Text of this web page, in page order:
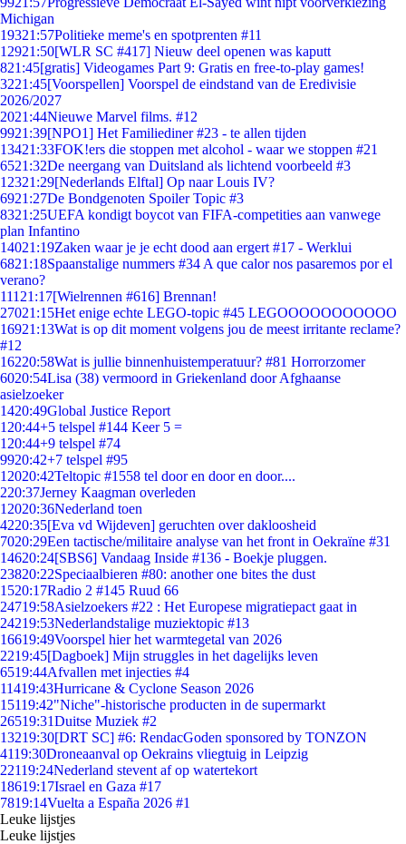
Michigan
19321:57Politieke meme's en spotprenten #11
12921:50[WLR SC #417] Nieuw deel openen was kaputt
821:45[gratis] Videogames Part 9: Gratis en free-to-play games!
3221:45[Voorspellen] Voorspel de eindstand van de Eredivisie
2026/2027
2021:44Nieuwe Marvel films. #12
9921:39[NPO1] Het Familiediner #23 - te allen tijden
13421:33FOK!ers die stoppen met alcohol - waar we stoppen #21
6521:32De neergang van Duitsland als lichtend voorbeeld #3
12321:29[Nederlands Elftal] Op naar Louis IV?
6921:27De Bondgenoten Spoiler Topic #3
8321:25UEFA kondigt boycot van FIFA-competities aan vanwege
plan Infantino
14021:19Zaken waar je je echt dood aan ergert #17 - Werklui
6821:18Spaanstalige nummers #34 A que calor nos pasaremos por el
verano?
111 21:17[Wielrennen #616] Brennan!
27021:15Het enige echte LEGO-topic #45 LEGOOOOOOOOOOO
16921:13Wat is op dit moment volgens jou de meest irritante reclame?
#12
16220:58Wat is jullie binnenhuistemperatuur? #81 Horrorzomer
6020:54Lisa (38) vermoord in Griekenland door Afghaanse
asielzoeker
1420:49Global Justice Report
1 20:44+5 telspel #144 Keer 5 =
1 20:44+9 telspel #74
9920:42+7 telspel #95
12020:42Teltopic #1558 tel door en door en door....
220:37Jerney Kaagman overleden
12020:36Nederland toen
4220:35[Eva vd Wijdeven] geruchten over dakloosheid
7020:29Een tactische/militaire analyse van het front in Oekraïne #31
14620:24[SBS6] Vandaag Inside #136 - Boekje pluggen.
23820:22Speciaalbieren #80: another one bites the dust
1520:17Radio 2 #145 Ruud 66
24719:58Asielzoekers #22 : Het Europese migratiepact gaat in
24219:53Nederlandstalige muziektopic #13
16619:49Voorspel hier het warmtegetal van 2026
2219:45[Dagboek] Mijn struggles in het dagelijks leven
6519:44Afvallen met injecties #4
11419:43Hurricane & Cyclone Season 2026
15119:42"Niche"-historische producten in de supermarkt
26519:31Duitse Muziek #2
13219:30[DRT SC] #6: RendacGoden sponsored by TONZON
4119:30Droneaanval op Oekrains vliegtuig in Leipzig
22119:24Nederland stevent af op watertekort
18619:17Israel en Gaza #17
7819:14Vuelta a España 2026 #1
Leuke lijstjes
Leuke lijstjes